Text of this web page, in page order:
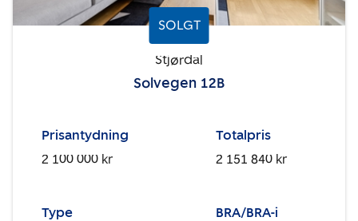
SOLGT
Stjørdal
Solvegen 12B
Prisantydning
2 100 000 kr
Totalpris
2 151 840 kr
Type
BRA/BRA-i